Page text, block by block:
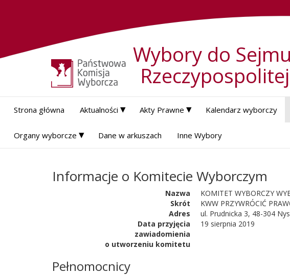
Wybory do
Strona główna Aktualności ▾ Akty Prawne ▾ Kalendarz wyborczy
Organy wyborcze ▾ Dane w arkuszach Inne Wybory
Informacje o Komitecie Wyborczym
Nazwa
KOMITET WYBORCZY
Skrót
KWW PRZYWRÓCIĆ
Adres
ul. Prudnicka 3, 48-304
Data przyjęcia
zawiadomienia
o utworzeniu komitetu
19 sierpnia 2019
Pełnomocnicy